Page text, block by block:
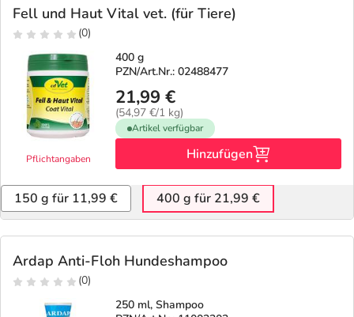
Fell und Haut Vital vet. (für Tiere)
(0)
Pflichtangaben
400 g
PZN/Art.Nr.: 02488477
21,99 €
(54,97 €/1 kg)
Artikel verfügbar
Hinzufügen
150 g für 11,99 € 400 g für 21,99 €
Ardap Anti-Floh Hundeshampoo
(0)
250 ml, Shampoo